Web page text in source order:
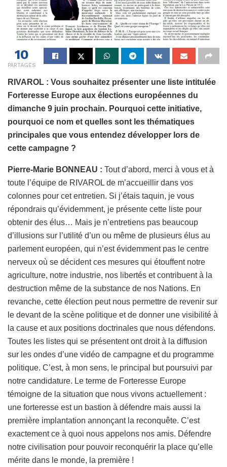
10
PARTAGES
RIVAROL : Vous souhaitez présenter une liste intitulée
Forteresse Europe aux élections européennes du
dimanche 9 juin prochain. Pourquoi cette initiative,
pourquoi ce nom et quelles sont les thématiques
principales que vous entendez développer lors de
cette campagne ?
Pierre-Marie BONNEAU : Tout d’abord, merci à vous et à
toute l’équipe de RIVAROL de m’accueillir dans vos
colonnes pour cet entretien. Si j’étais taquin, je vous
répondrais qu’évidemment, je présente cette liste pour
obtenir des élus… Mais je n’entretiens pas beaucoup
d’illusions sur l’utilité d’un ou même de plusieurs élus au
parlement européen, qui n’est évidemment pas le centre
nerveux où se décident ces mesures qui étouffent notre
agriculture, notre industrie, nos libertés et contribuent à la
destruction même de la substance de nos Nations. En
revanche, cette élection peut nous permettre de revenir sur
le devant de la scène politique et de donner une visibilité à
la cause et aux positions doctrinales que nous défendons.
Toutes les listes qui se présentent ont droit à la diffusion
sur les ondes d’une vidéo de campagne et du programme
politique. C’est, à mon sens, le principal but poursuivi par
notre candidature. Le terme de Forteresse Europe
témoigne de la situation que nous vivons actuellement :
une forteresse est un bastion à défendre mais aussi la
première implantation annonçant la reconquête. C’est
exactement ce à quoi nous appelons nos amis. Défendre
notre civilisation pour pouvoir reconquérir la place qu’elle
mérite dans le monde, la première !